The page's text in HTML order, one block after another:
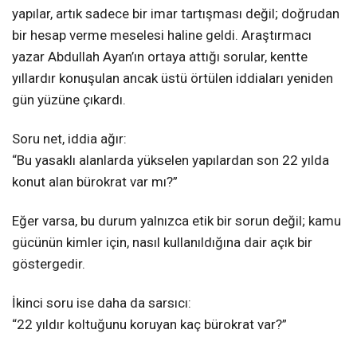
yapılar, artık sadece bir imar tartışması değil; doğrudan
bir hesap verme meselesi haline geldi. Araştırmacı
yazar Abdullah Ayan’ın ortaya attığı sorular, kentte
yıllardır konuşulan ancak üstü örtülen iddiaları yeniden
gün yüzüne çıkardı.
Soru net, iddia ağır:
“Bu yasaklı alanlarda yükselen yapılardan son 22 yılda
konut alan bürokrat var mı?”
Eğer varsa, bu durum yalnızca etik bir sorun değil; kamu
gücünün kimler için, nasıl kullanıldığına dair açık bir
göstergedir.
İkinci soru ise daha da sarsıcı:
“22 yıldır koltuğunu koruyan kaç bürokrat var?”